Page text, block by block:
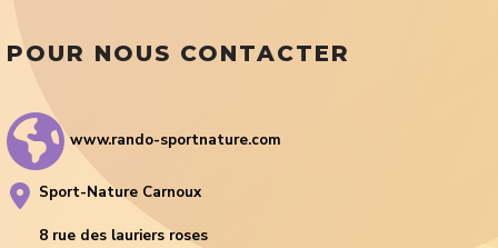
POUR NOUS CONTACTER
www.rando-sportnature.com
Sport-Nature Carnoux
8 rue des lauriers roses